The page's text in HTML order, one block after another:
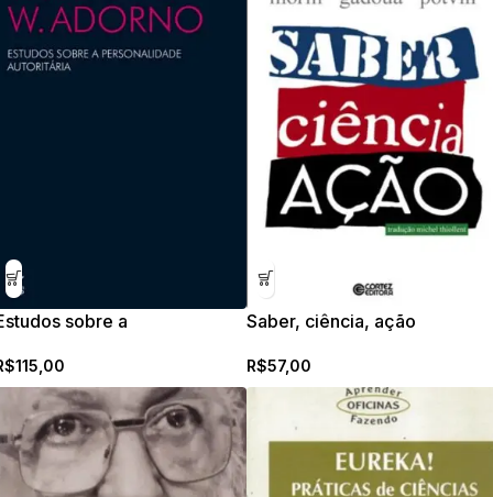
sobre a
115,00
Saber, ciência, ação
R$57,00